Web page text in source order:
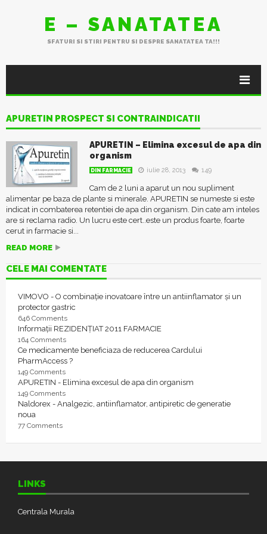
E – SANATATEA
SFATURI SI STIRI PENTRU SI DESPRE SANATATEA TA!!!
APURETIN PROSPECT SI CONTRAINDICATII
APURETIN – Elimina excesul de apa din
organism
DIN FARMACIE iulie 28, 2013 149
Cam de 2 luni a aparut un nou supliment
alimentar pe baza de plante si minerale. APURETIN se numeste si este
indicat in combaterea retentiei de apa din organism. Din cate am inteles
are si reclama radio. Un lucru este cert..este un produs foarte, foarte
cerut in farmacie si...
READ MORE
CELE MAI COMENTATE
VIMOVO - O combinație inovatoare între un antiinflamator și un
protector gastric
646 Comments
Informații REZIDENȚIAT 2011 FARMACIE
164 Comments
Ce medicamente beneficiaza de reducerea Cardului
PharmAccess ?
149 Comments
APURETIN - Elimina excesul de apa din organism
149 Comments
Naldorex - Analgezic, antiinflamator, antipiretic de generatie
noua
77 Comments
LINKS
Centrala Murala